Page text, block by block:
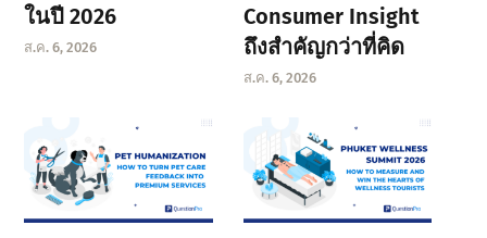
ในปี 2026
ส.ค. 6, 2026
Consumer Insight
ถึงสำคัญกว่าที่คิด
ส.ค. 6, 2026